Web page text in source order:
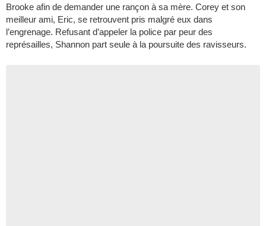
Brooke afin de demander une rançon à sa mère. Corey et son
meilleur ami, Eric, se retrouvent pris malgré eux dans
l’engrenage. Refusant d’appeler la police par peur des
représailles, Shannon part seule à la poursuite des ravisseurs.